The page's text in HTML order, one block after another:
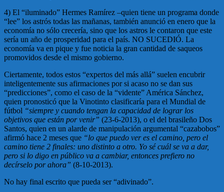
4) El “iluminado” Hermes Ramírez –quien tiene un programa donde
“lee” los astrós todas las mañanas, también anunció en enero que la
economía no sólo crecería, sino que los astros le contaron que este
sería un año de prosperidad para el país. NO SUCEDIÓ. La
economía va en pique y fue noticia la gran cantidad de saqueos
promovidos desde el mismo gobierno.
Ciertamente, todos estos “expertos del más allá” suelen encubrir
inteligentemente sus afirmaciones por si acaso no se dan sus
“predicciones”, como el caso de la “vidente” América Sánchez,
quien pronosticó que la Vinotinto clasificaría para el Mundial de
fútbol “siempre y cuando tengan la capacidad de lograr los
objetivos que están por venir” (23-6-2013), o el del brasileño Dos
Santos, quien en un alarde de manipulación argumental “cazabobos”
afirmó hace 2 meses que “lo que puedo ver es el camino, pero el
camino tiene 2 finales: uno distinto a otro. Yo sé cuál se va a dar,
pero si lo digo en público va a cambiar, entonces prefiero no
decírselo por ahora” (8-10-2013).
No hay final escrito que pueda ser “adivinado”.